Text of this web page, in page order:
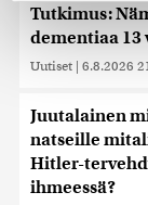
Käytämme
tukemiseen ja
jaamme
alan
sivustoamme.
tietoja muihin
kerätty, kun
Tutkimus:
dementiaa 13
Uutiset | 6.8.2026
Juutalainen
natseille
Hitler-
ihmeessä?